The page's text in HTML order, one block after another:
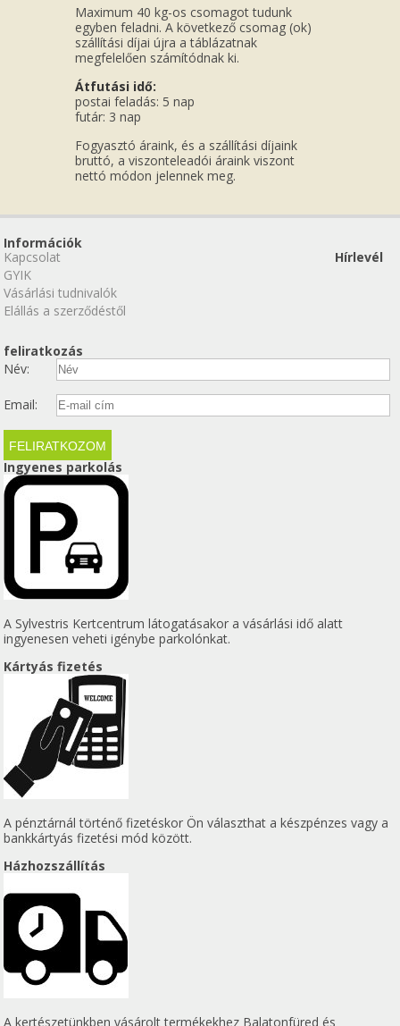
Maximum 40 kg-os csomagot tudunk
egyben feladni. A következő csomag (ok)
szállítási díjai újra a táblázatnak
megfelelően számítódnak ki.
Átfutási idő:
postai feladás: 5 nap
futár: 3 nap
Fogyasztó áraink, és a szállítási díjaink
bruttó, a viszonteleadói áraink viszont
nettó módon jelennek meg.
Információk
Kapcsolat
GYIK
Vásárlási tudnivalók
Elállás a szerződéstől
Hírlevél
feliratkozás
Név:
Email:
Ingyenes parkolás
A Sylvestris Kertcentrum látogatásakor a vásárlási idő alatt
ingyenesen veheti igénybe parkolónkat.
Kártyás fizetés
A pénztárnál történő fizetéskor Ön választhat a készpénzes vagy a
bankkártyás fizetési mód között.
Házhozszállítás
A kertészetünkben vásárolt termékekhez Balatonfüred és